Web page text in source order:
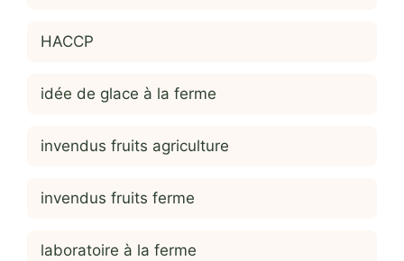
HACCP
idée de glace à la ferme
invendus fruits agriculture
invendus fruits ferme
laboratoire à la ferme